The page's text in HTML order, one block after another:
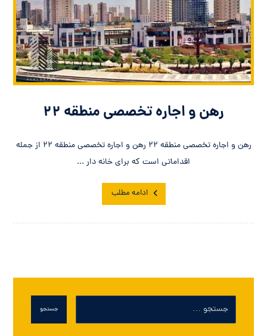
رهن و اجاره تخصصی منطقه ۲۲
رهن و اجاره تخصصی منطقه ۲۲ رهن و اجاره تخصصی منطقه ۲۲ از جمله
اقداماتی است که برای خانه دار ...
ادامه مطلب
جستجو